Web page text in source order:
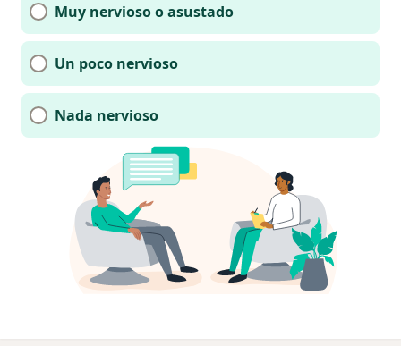
Muy nervioso o asustado
Un poco nervioso
Nada nervioso